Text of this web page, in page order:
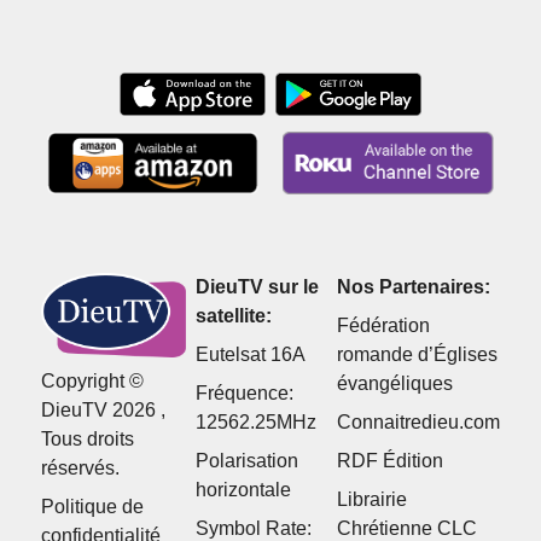
Copyright ©
DieuTV 2026 ,
Tous droits
réservés.
Politique de
confidentialité
DieuTV sur le
satellite:
Eutelsat 16A
Fréquence:
12562.25MHz
Polarisation
horizontale
Symbol Rate:
Nos Partenaires:
Fédération
romande d’Églises
évangéliques
Connaitredieu.com
RDF Édition
Librairie
Chrétienne CLC